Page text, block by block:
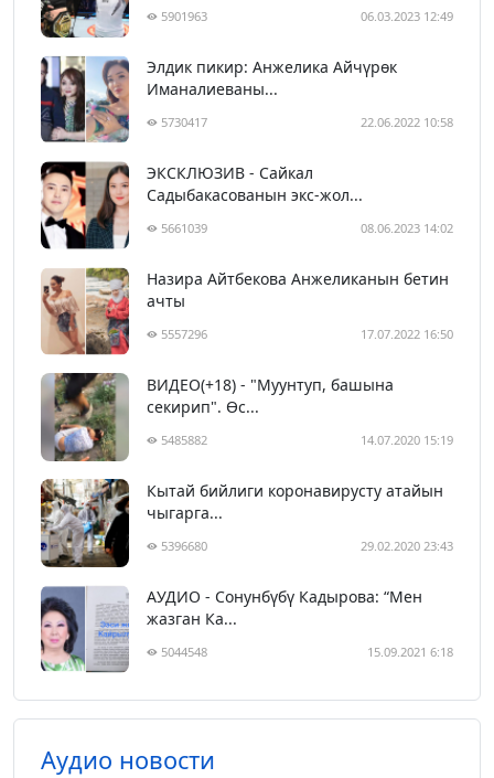
5901963 06.03.2023 12:49
Элдик пикир: Анжелика Айчүрөк
Иманалиеваны...
5730417 22.06.2022 10:58
ЭКСКЛЮЗИВ - Сайкал
Садыбакасованын экс-жол...
5661039 08.06.2023 14:02
Назира Айтбекова Анжеликанын бетин
ачты
5557296 17.07.2022 16:50
ВИДЕО(+18) - "Муунтуп, башына
секирип". Өс...
5485882 14.07.2020 15:19
Кытай бийлиги коронавирусту атайын
чыгарга...
5396680 29.02.2020 23:43
АУДИО - Сонунбүбү Кадырова: “Мен
жазган Ка...
5044548 15.09.2021 6:18
Аудио новости